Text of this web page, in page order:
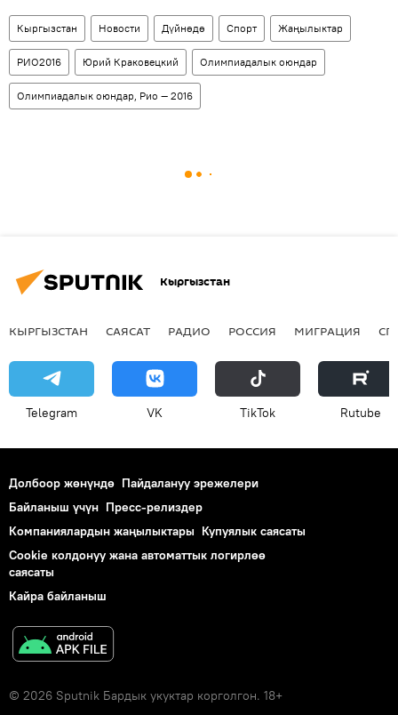
Кыргызстан Новости Дүйнөдө Спорт Жаңылыктар
РИО2016 Юрий Краковецкий Олимпиадалык оюндар
Олимпиадалык оюндар, Рио — 2016
Кыргызстан
КЫРГЫЗСТАН САЯСАТ РАДИО РОССИЯ МИГРАЦИЯ
Telegram VK ТikТоk Rutube
Долбоор жөнүндө Пайдалануу эрежелери
Байланыш үчүн Пресс-релиздер
Компаниялардын жаңылыктары Купуялык саясаты
Cookie колдонуу жана автоматтык логирлөө
саясаты
Кайра байланыш
© 2026 Sputnik Бардык укуктар корголгон. 18+